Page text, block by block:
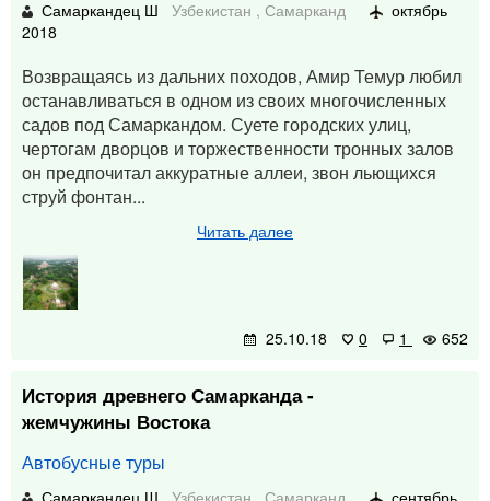
Самаркандец Ш Узбекистан , Самарканд
октябрь
2018
Возвращаясь из дальних походов, Амир Темур любил
останавливаться в одном из своих многочисленных
садов под Самаркандом. Суете городских улиц,
чертогам дворцов и торжественности тронных залов
он предпочитал аккуратные аллеи, звон льющихся
струй фонтан...
Читать далее
25.10.18 0 1 652
История древнего Самарканда -
жемчужины Востока
Автобусные туры
Самаркандец Ш Узбекистан , Самарканд
сентябрь